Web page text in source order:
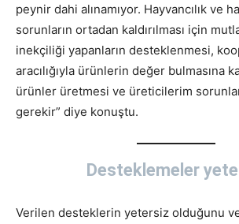
peynir dahi alınamıyor. Hayvancılık ve
sorunların ortadan kaldırılması için
inekçiliği yapanların desteklenmesi,
aracılığıyla ürünlerin değer bulmasına
ürünler üretmesi ve üreticilerim
gerekir” diye konuştu.
Desteklemeler
Verilen desteklerin yetersiz olduğunu